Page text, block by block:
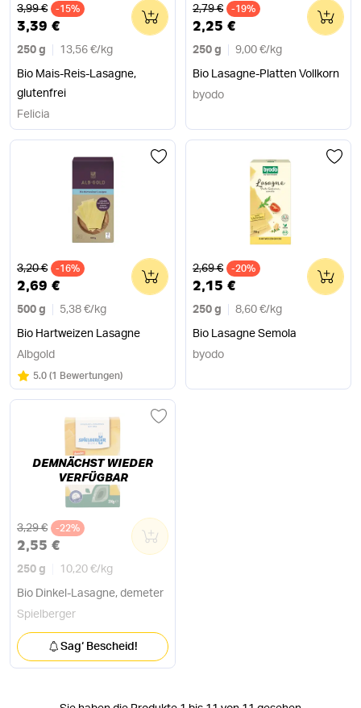
Alter Preis
3,99 € -15%
3,39 €
250 g 13,56 €/ kg
Bio Mais-Reis-Lasagne,
glutenfrei
0
Felicia
Alter Preis
2,79 € -19%
2,25 €
250 g 9,00 €/ kg
Bio Lasagne-Platten Vollkorn
0
byodo
Alter Preis
3,20 € -16%
2,69 €
500 g 5,38 €/ kg
Bio Hartweizen Lasagne
0
Albgold
Bewertung:
5.0/5
(1 Bewertungen)
Alter Preis
2,69 € -20%
2,15 €
250 g 8,60 €/ kg
Bio Lasagne Semola
0
byodo
Alter Preis
3,29 € -22%
2,55 €
250 g 10,20 €/ kg
Bio Dinkel-Lasagne, demeter
0
Spielberger
DEMNÄCHST WIEDER
VERFÜGBAR
Sag‘ Bescheid!